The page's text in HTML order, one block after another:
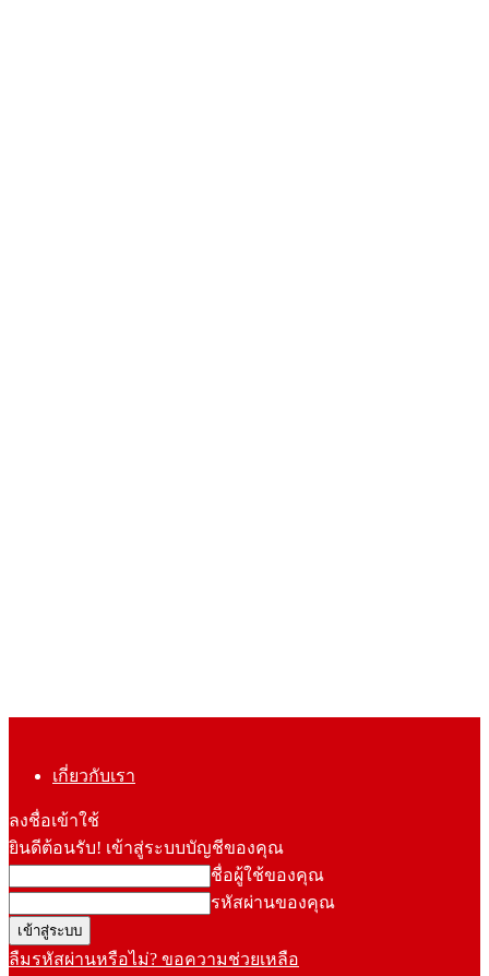
เกี่ยวกับเรา
ลงชื่อเข้าใช้
ยินดีต้อนรับ! เข้าสู่ระบบบัญชีของคุณ
ชื่อผู้ใช้ของคุณ
รหัสผ่านของคุณ
ลืมรหัสผ่านหรือไม่? ขอความช่วยเหลือ